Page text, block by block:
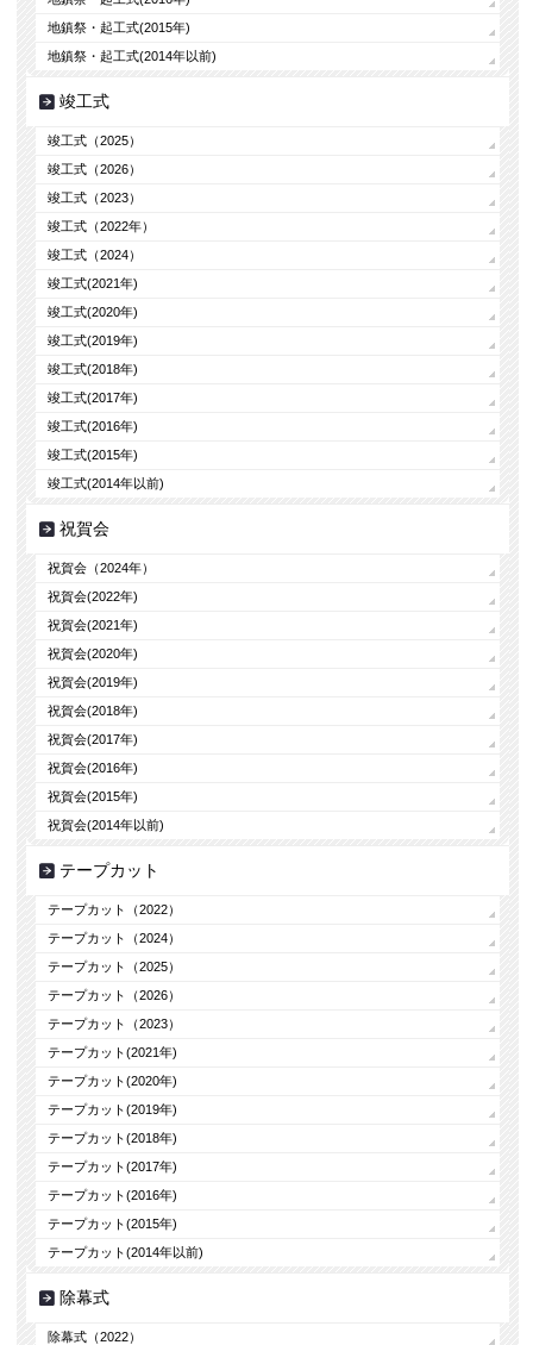
地鎮祭・起工式(2015年)
地鎮祭・起工式(2014年以前)
竣工式
竣工式（2025）
竣工式（2026）
竣工式（2023）
竣工式（2022年）
竣工式（2024）
竣工式(2021年)
竣工式(2020年)
竣工式(2019年)
竣工式(2018年)
竣工式(2017年)
竣工式(2016年)
竣工式(2015年)
竣工式(2014年以前)
祝賀会
祝賀会（2024年）
祝賀会(2022年)
祝賀会(2021年)
祝賀会(2020年)
祝賀会(2019年)
祝賀会(2018年)
祝賀会(2017年)
祝賀会(2016年)
祝賀会(2015年)
祝賀会(2014年以前)
テープカット
テープカット（2022）
テープカット（2024）
テープカット（2025）
テープカット（2026）
テープカット（2023）
テープカット(2021年)
テープカット(2020年)
テープカット(2019年)
テープカット(2018年)
テープカット(2017年)
テープカット(2016年)
テープカット(2015年)
テープカット(2014年以前)
除幕式
除幕式（2022）